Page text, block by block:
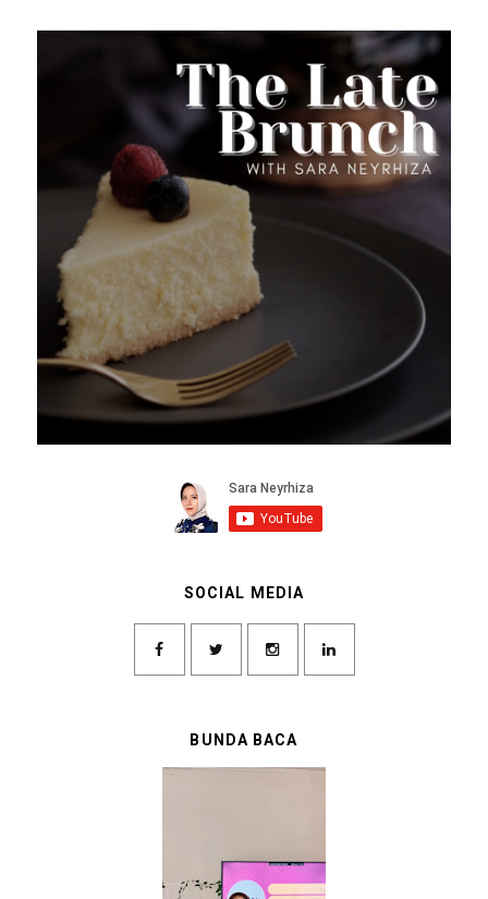
SOCIAL MEDIA
BUNDA BACA